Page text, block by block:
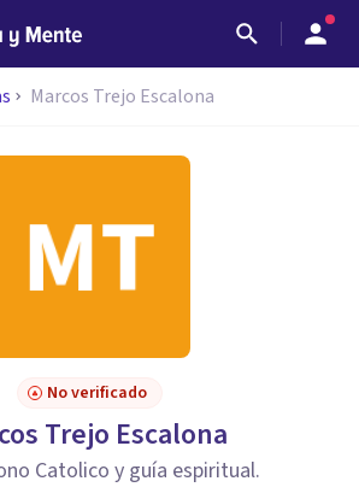
Marcos Trejo Escalona
No verificado
Trejo Escalona
Catolico y guía espiritual.